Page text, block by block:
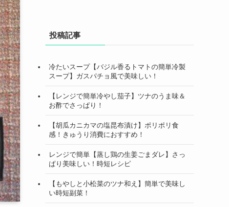
投稿記事
冷たいスープ【バジル香るトマトの簡単冷製
スープ】ガスパチョ風で美味しい！
【レンジで簡単冷やし茄子】ツナのうま味＆
お酢でさっぱり！
【胡瓜カニカマの塩昆布漬け】ポリポリ食
感！きゅうり消費におすすめ！
レンジで簡単【蒸し鶏の生姜ごまダレ】さっ
ぱり美味しい！時短レシピ
【もやしと小松菜のツナ和え】簡単で美味し
い時短副菜！